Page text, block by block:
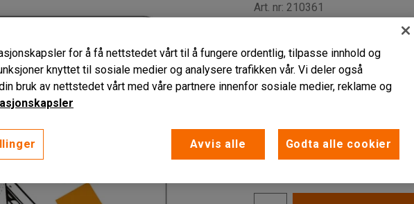
Art. nr:210361
Forenkler kildesorteringen
Flere motiver
Farget glass
89,-
for å få nettstedet vårt til å fungere ordentlig, tilpasse innhold og
knyttet til sosiale medier og analysere trafikken vår. Vi deler også
bruk av nettstedet vårt med våre partnere innenfor sosiale medier, reklame og
Avvis alle Godta alle cookier